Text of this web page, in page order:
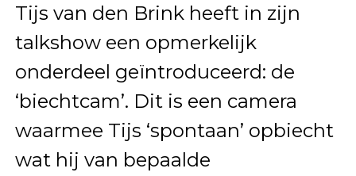
Tijs van den Brink heeft in zijn
talkshow een opmerkelijk
onderdeel geïntroduceerd: de
‘biechtcam’. Dit is een camera
waarmee Tijs ‘spontaan’ opbiecht
wat hij van bepaalde